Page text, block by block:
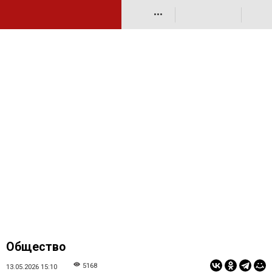
•••
Общество
13.05.2026 15:10 5168